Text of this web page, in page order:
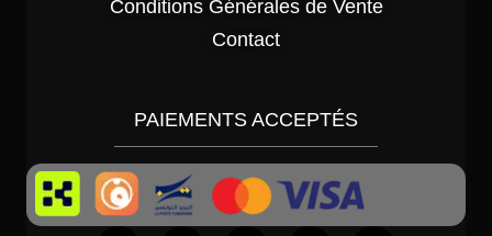
Conditions Générales de Vente
Contact
PAIEMENTS ACCEPTÉS